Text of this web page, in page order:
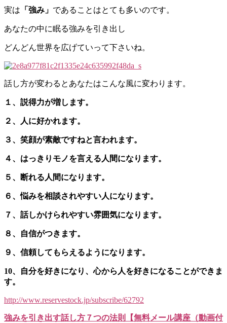
実は 「強み」 であることはとても多いのです。
あなたの中に眠る強みを引き出し
どんどん世界を広げていって下さいね。
話し方が変わるとあなたはこんな風に変わります。
１、説得力が増します。
２、人に好かれます。
３、笑顔が素敵ですねと言われます。
４、はっきりモノを言える人間になります。
５、断れる人間になります。
６、悩みを相談されやすい人になります。
７、話しかけられやすい雰囲気になります。
８、自信がつきます。
９、信頼してもらえるようになります。
10、自分を好きになり、心から人を好きになることができま
す。
http://www.reservestock.jp/subscribe/62792
強みを引き出す話し方７つの法則【無料メール講座（動画付